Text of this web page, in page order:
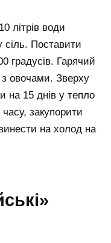
літрів води
сіль. Поставити
градусів. Гарячий
з овочами. Зверху
на 15 днів у тепло
закупорити
на холод на